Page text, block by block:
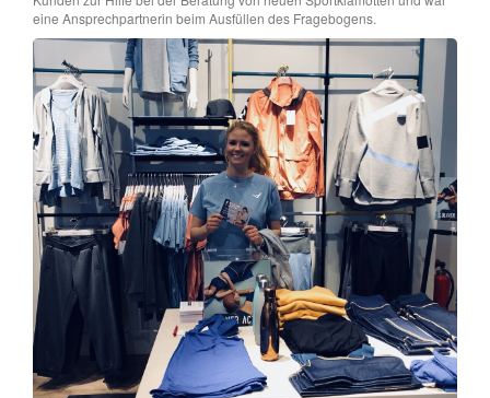
eine Ansprechpartnerin beim Ausfüllen des Fragebogens.